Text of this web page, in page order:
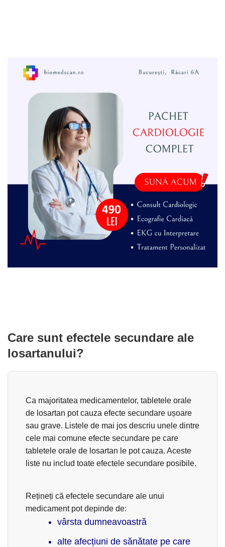
Care sunt efectele secundare ale
losartanului?
Ca majoritatea medicamentelor, tabletele orale
de losartan pot cauza efecte secundare ușoare
sau grave. Listele de mai jos descriu unele dintre
cele mai comune efecte secundare pe care
tabletele orale de losartan le pot cauza. Aceste
liste nu includ toate efectele secundare posibile.
Rețineți că efectele secundare ale unui
medicament pot depinde de:
vârsta dumneavoastră
alte afecțiuni de sănătate pe care